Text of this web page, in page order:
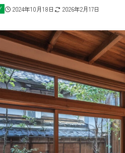
2024年10月18日 2026年2月17日